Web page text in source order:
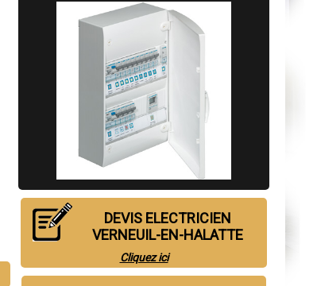
DEVIS ELECTRICIEN
VERNEUIL-EN-HALATTE
Cliquez ici